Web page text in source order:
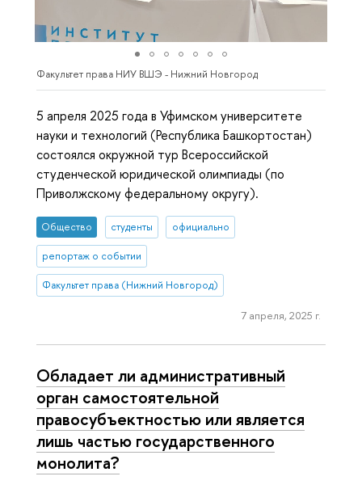
Факультет права НИУ ВШЭ - Нижний Новгород
5 апреля 2025 года в Уфимском университете
науки и технологий (Республика Башкортостан)
состоялся окружной тур Всероссийской
студенческой юридической олимпиады (по
Приволжскому федеральному округу).
Общество студенты официально
репортаж о событии
Факультет права (Нижний Новгород)
7 апреля, 2025 г.
Обладает ли административный
орган самостоятельной
правосубъектностью или является
лишь частью государственного
монолита?